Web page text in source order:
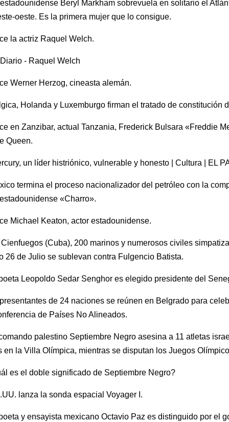
Beryl Markham sobrevuela en solitario el
oeste. Es la primera mujer que lo consigue.
la actriz Raquel Welch.
Werner Herzog, cineasta alemán.
Holanda y Luxemburgo firman el tratado de constitución
en Zanzibar, actual Tanzania, Frederick Bulsara «Freddie
Queen.
termina el proceso nacionalizador del petróleo con la
«Charro».
Michael Keaton, actor estadounidense.
(Cuba), 200 marinos y numerosos civiles
26 de Julio se sublevan contra Fulgencio Batista.
Leopoldo Sedar Senghor es elegido presidente del
de 24 naciones se reúnen en Belgrado para
de Países No Alineados.
palestino Septiembre Negro asesina a 11 atletas
en la Villa Olímpica, mientras se disputan los Juegos
lanza la sonda espacial Voyager I.
y ensayista mexicano Octavio Paz es distinguido por el